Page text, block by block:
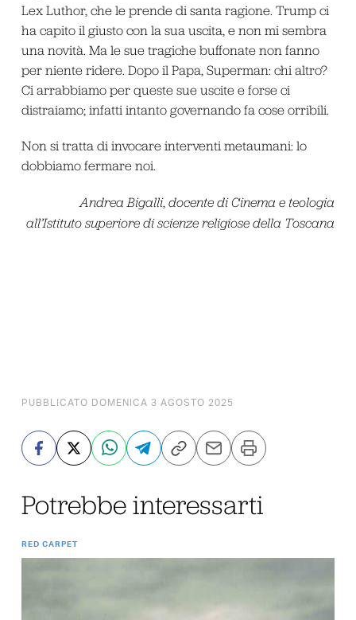
Lex Luthor, che le prende di santa ragione. Trump ci
ha capito il giusto con la sua uscita, e non mi sembra
una novità. Ma le sue tragiche buffonate non fanno
per niente ridere. Dopo il Papa, Superman: chi altro?
Ci arrabbiamo per queste sue uscite e forse ci
distraiamo; infatti intanto governando fa cose orribili.
Non si tratta di invocare interventi metaumani: lo
dobbiamo fermare noi.
Andrea Bigalli,docente di Cinema e teologia
all’Istituto superiore di scienze religiose della Toscana
PUBBLICATO DOMENICA 3 AGOSTO 2025
Potrebbe interessarti
RED CARPET